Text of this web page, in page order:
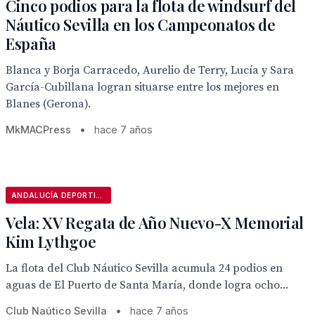
Cinco podios para la flota de windsurf del
Náutico Sevilla en los Campeonatos de
España
Blanca y Borja Carracedo, Aurelio de Terry, Lucía y Sara
García-Cubillana logran situarse entre los mejores en
Blanes (Gerona).
MkMACPress • hace 7 años
Vela: XV Regata de Año Nuevo-X Memorial
Kim Lythgoe
La flota del Club Náutico Sevilla acumula 24 podios en
aguas de El Puerto de Santa María, donde logra ocho...
Club Naútico Sevilla • hace 7 años